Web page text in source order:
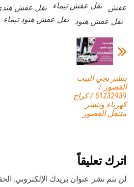
عفش
نقل عفش تيماء نقل عفش
نقل عفش هنود
نقل عفش هنود تيماء
بنشر يجي البيت
القصور /
51232939‬ / كراج
كهرباء وبنشر
متنقل القصور
اترك تعليقاً
لن يتم نشر عنوان بريدك الإلكتروني.